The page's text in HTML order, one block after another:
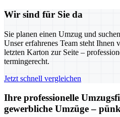
Wir sind für Sie da
Sie planen einen Umzug und
Unser erfahrenes Team steht Ihnen
letzten Karton zur Seite –
termingerecht.
Jetzt schnell vergleichen
Ihre professionelle
gewerbliche Umzüge –